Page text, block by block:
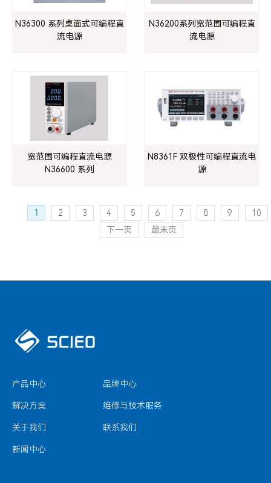
N36300 系列桌面式可编程直
流电源
N36200系列宽范围可编程直
流电源
宽范围可编程直流电源
N36600 系列
N8361F 双极性可编程直流电
源
1 2 3 4 5 6 7 8 9
10
下一页
最末页
产品中心 品牌中心
解决方案 维修与技术服务
关于我们 联系我们
新闻中心